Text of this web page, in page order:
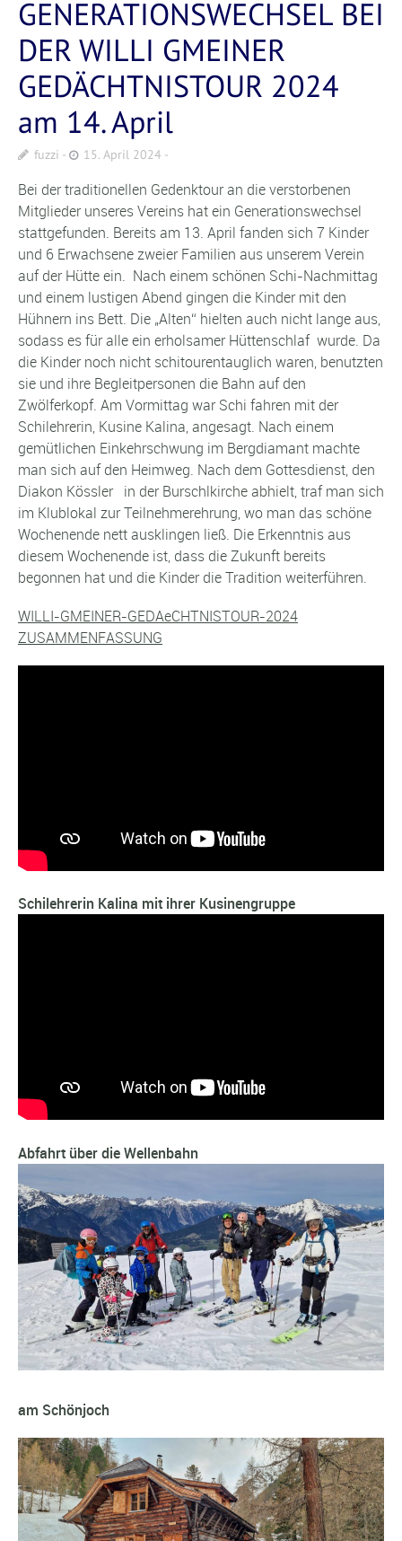
GENERATIONSWECHSEL BEI
DER WILLI GMEINER
GEDÄCHTNISTOUR 2024
am 14. April
fuzzi 15. April 2024
Bei der traditionellen Gedenktour an die verstorbenen
Mitglieder unseres Vereins hat ein Generationswechsel
stattgefunden. Bereits am 13. April fanden sich 7 Kinder
und 6 Erwachsene zweier Familien aus unserem Verein
auf der Hütte ein. Nach einem schönen Schi-Nachmittag
und einem lustigen Abend gingen die Kinder mit den
Hühnern ins Bett. Die „Alten“ hielten auch nicht lange aus,
sodass es für alle ein erholsamer Hüttenschlaf wurde. Da
die Kinder noch nicht schitourentauglich waren, benutzten
sie und ihre Begleitpersonen die Bahn auf den
Zwölferkopf. Am Vormittag war Schi fahren mit der
Schilehrerin, Kusine Kalina, angesagt. Nach einem
gemütlichen Einkehrschwung im Bergdiamant machte
man sich auf den Heimweg. Nach dem Gottesdienst, den
Diakon Kössler in der Burschlkirche abhielt, traf man sich
im Klublokal zur Teilnehmerehrung, wo man das schöne
Wochenende nett ausklingen ließ. Die Erkenntnis aus
diesem Wochenende ist, dass die Zukunft bereits
begonnen hat und die Kinder die Tradition weiterführen.
WILLI-GMEINER-GEDAeCHTNISTOUR-2024
ZUSAMMENFASSUNG
Schilehrerin Kalina mit ihrer Kusinengruppe
Abfahrt über die Wellenbahn
am Schönjoch